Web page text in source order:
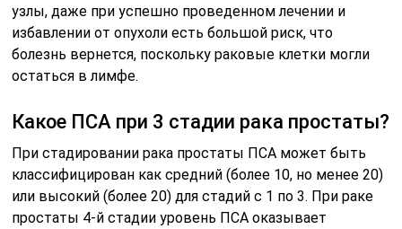
узлы, даже при успешно проведенном лечении и
избавлении от опухоли есть большой риск, что
болезнь вернется, поскольку раковые клетки могли
остаться в лимфе.
Какое ПСА при 3 стадии рака простаты?
При стадировании рака простаты ПСА может быть
классифицирован как средний (более 10, но менее 20)
или высокий (более 20) для стадий с 1 по 3. При раке
простаты 4-й стадии уровень ПСА оказывает